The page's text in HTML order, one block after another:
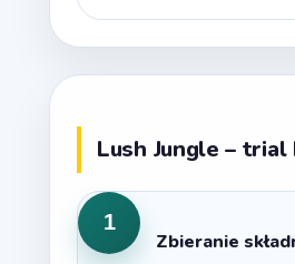
Lush Jungle –
1
Zbieranie